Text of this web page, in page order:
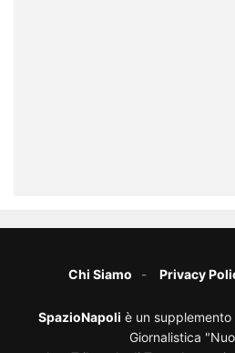
Chi Siamo Privacy
SpazioNapoli è un
Giornalistica